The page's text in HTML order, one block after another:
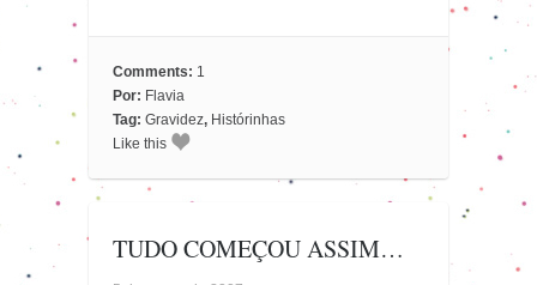
Comments: 1
Por: Flavia
Tag: Gravidez, Histórinhas
Like this
TUDO COMEÇOU ASSIM…